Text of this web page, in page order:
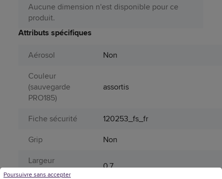
Aucune dimension n'est disponible pour ce
produit.
Attributs spécifiques
Aérosol
Non
Couleur
(sauvegarde
PRO185)
assortis
Fiche sécurité
120253_fs_fr
Grip
Non
Largeur
d'écriture
0,7
Poursuivre sans accepter